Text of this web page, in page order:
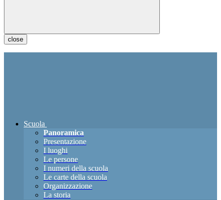
close
Scuola
Panoramica
Presentazione
I luoghi
Le persone
I numeri della scuola
Le carte della scuola
Organizzazione
La storia